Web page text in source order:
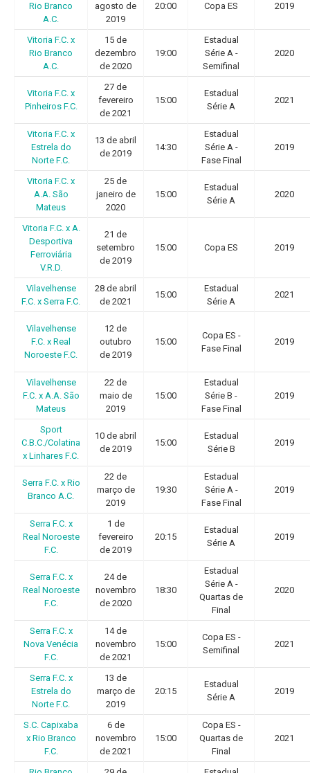
Rio Branco
A.C.
agosto de
2019
20:00 Copa ES 2019
Vitoria F.C. x
Rio Branco
A.C.
15 de
dezembro
de 2020
19:00
Estadual
Série A -
Semifinal
2020
Vitoria F.C. x
Pinheiros F.C.
27 de
fevereiro
de 2021
15:00
Estadual
Série A
2021
Vitoria F.C. x
Estrela do
Norte F.C.
13 de abril
de 2019
14:30
Estadual
Série A -
Fase Final
2019
Vitoria F.C. x
A.A. São
Mateus
25 de
janeiro de
2020
15:00
Estadual
Série A
2020
Vitoria F.C. x A.
Desportiva
Ferroviária
V.R.D.
21 de
setembro
de 2019
15:00 Copa ES 2019
Vilavelhense
F.C. x Serra F.C.
28 de abril
de 2021
15:00
Estadual
Série A
2021
Vilavelhense
F.C. x Real
Noroeste F.C.
12 de
outubro
de 2019
15:00
Copa ES -
Fase Final
2019
Vilavelhense
F.C. x A.A. São
Mateus
22 de
maio de
2019
15:00
Estadual
Série B -
Fase Final
2019
Sport
C.B.C./Colatina
x Linhares F.C.
10 de abril
de 2019
15:00
Estadual
Série B
2019
Serra F.C. x Rio
Branco A.C.
22 de
março de
2019
19:30
Estadual
Série A -
Fase Final
2019
Serra F.C. x
Real Noroeste
F.C.
1 de
fevereiro
de 2019
20:15
Estadual
Série A
2019
Serra F.C. x
Real Noroeste
F.C.
24 de
novembro
de 2020
18:30
Estadual
Série A -
Quartas de
Final
2020
Serra F.C. x
Nova Venécia
F.C.
14 de
novembro
de 2021
15:00
Copa ES -
Semifinal
2021
Serra F.C. x
Estrela do
Norte F.C.
13 de
março de
2019
20:15
Estadual
Série A
2019
S.C. Capixaba
x Rio Branco
F.C.
6 de
novembro
de 2021
15:00
Copa ES -
Quartas de
Final
2021